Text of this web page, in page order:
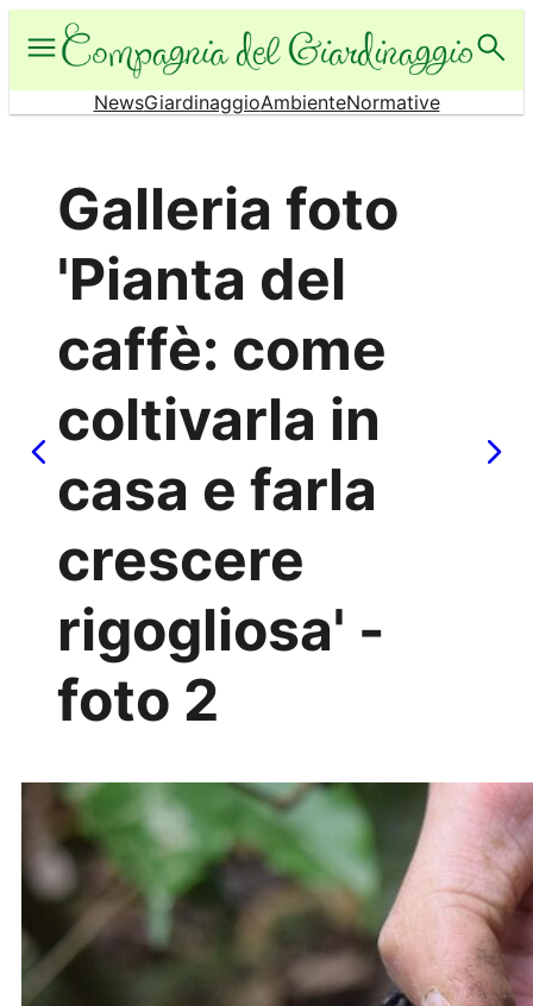
contenuto
NewsGiardinaggioAmbienteNormative
Galleria foto
'Pianta del
caffè: come
coltivarla in
casa e farla
crescere
rigogliosa' -
foto 2